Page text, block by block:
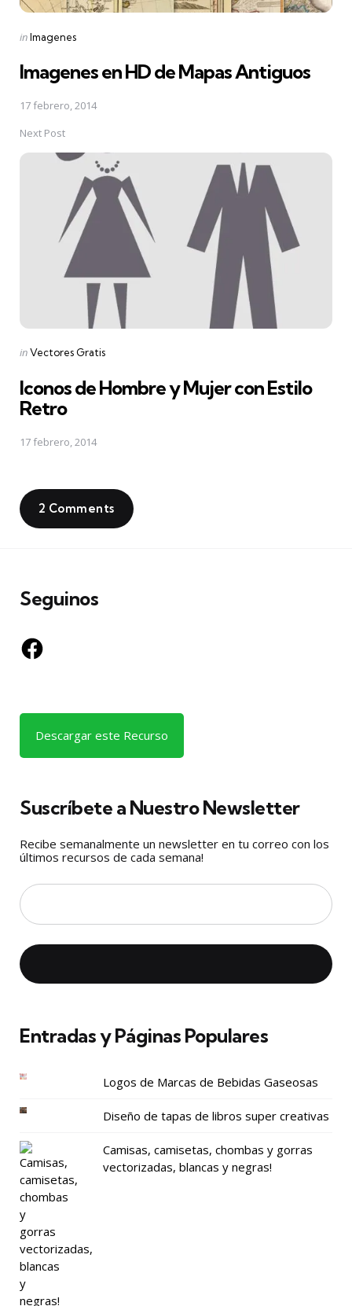
Posted
inImagenes
Imagenes en HD de Mapas Antiguos
17 febrero, 2014
Next Post
Posted
inVectores Gratis
Iconos de Hombre y Mujer con Estilo
Retro
17 febrero, 2014
2 Comments
Seguinos
Facebook
Descargar este Recurso
Suscríbete a Nuestro Newsletter
Recibe semanalmente un newsletter en tu correo con los
últimos recursos de cada semana!
Entradas y Páginas Populares
Logos de Marcas de Bebidas Gaseosas
Diseño de tapas de libros super creativas
Camisas, camisetas, chombas y gorras
vectorizadas, blancas y negras!